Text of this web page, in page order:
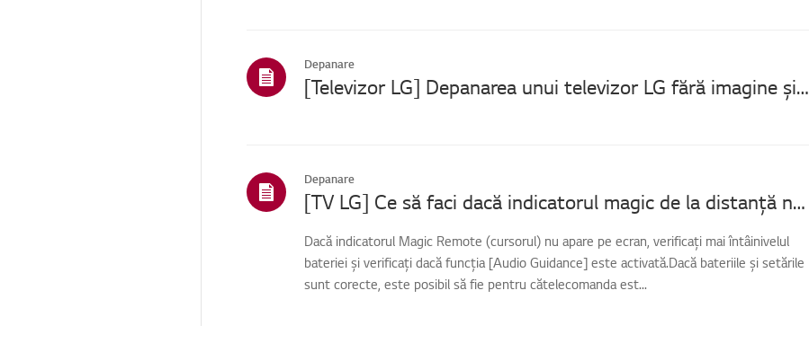
Depanare
[Televizor LG] Depanarea unui televizor LG fără imagine și fără sunet
Depanare
[TV LG] Ce să faci dacă indicatorul magic de la distanță nu apare
Dacă indicatorul Magic Remote (cursorul) nu apare pe ecran, verificați mai întâinivelul
bateriei și verificați dacă funcția [Audio Guidance] este activată.Dacă bateriile și setările
sunt corecte, este posibil să fie pentru cătelecomanda est...